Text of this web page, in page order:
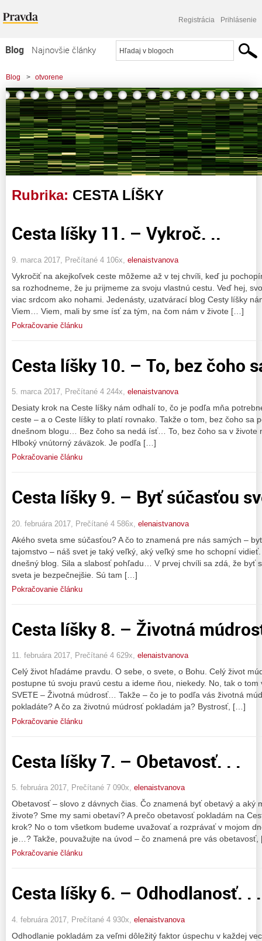
Registrácia Prihlásenie
Blog
Najnovšie články
Najčítanejšie články
Najkomentovanejšie články
Zoznam blogov
Komerčné blogy
Blog > otvorene
Rubrika: CESTA LÍŠKY
Cesta líšky 11. – Vykroč. ..
9. marca 2017, Prečítané 4 106x, elenaistvanova
Vykročiť na akejkoľvek ceste môžeme až v tej chvíli, keď ju
sa rozhodneme, že ju prijmeme za svoju vlastnú cestu. Veď hej,
viac srdcom ako nohami. Jedenásty, uzatvárací blog Cesty líšky
Viem… Viem, mali by sme ísť za tým, na čom nám v živote […]
Pokračovanie článku
Cesta líšky 10. – To, bez čoho
5. marca 2017, Prečítané 4 244x, elenaistvanova
Desiaty krok na Ceste líšky nám odhalí to, čo je podľa mňa
ceste – a o Ceste líšky to platí rovnako. Takže o tom, bez čoho sa
dnešnom blogu… Bez čoho sa nedá ísť… To, bez čoho sa v živote
Hlboký vnútorný záväzok. Je podľa […]
Pokračovanie článku
Cesta líšky 9. – Byť súčasťou
20. februára 2017, Prečítané 4 586x, elenaistvanova
Akého sveta sme súčasťou? A čo to znamená pre nás samých –
tajomstvo – náš svet je taký veľký, aký veľký sme ho schopní
dnešný blog. Sila a slabosť pohľadu… V prvej chvíli sa zdá, že byť
sveta je bezpečnejšie. Sú tam […]
Pokračovanie článku
Cesta líšky 8. – Životná
11. februára 2017, Prečítané 4 629x, elenaistvanova
Celý život hľadáme pravdu. O sebe, o svete, o Bohu. Celý život
postupne tú svoju pravú cestu a ideme ňou, niekedy. No, tak o
SVETE – Životná múdrosť… Takže – čo je to podľa vás životná
pokladáte? A čo za životnú múdrosť pokladám ja? Bystrosť, […]
Pokračovanie článku
Cesta líšky 7. – Obetavosť. . .
5. februára 2017, Prečítané 7 090x, elenaistvanova
Obetavosť – slovo z dávnych čias. Čo znamená byť obetavý a aký
živote? Sme my sami obetaví? A prečo obetavosť pokladám na
krok? No o tom všetkom budeme uvažovať a rozprávať v mojom
je…? Takže, pouvažujte na úvod – čo znamená pre vás
Pokračovanie článku
Cesta líšky 6. – Odhodlanosť. .
4. februára 2017, Prečítané 4 930x, elenaistvanova
Odhodlanie pokladám za veľmi dôležitý faktor úspechu v každej